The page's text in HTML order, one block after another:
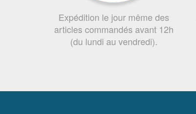
Expédition le jour même des
articles commandés avant 12h
(du lundi au vendredi).